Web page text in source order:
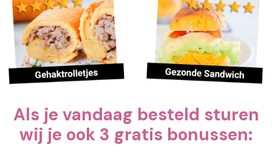
Als je vandaag besteld sturen
wij je ook 3 gratis bonussen: